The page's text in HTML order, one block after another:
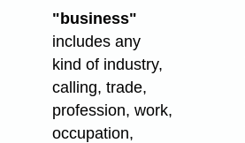
"business"
includes any
kind of industry,
calling, trade,
profession, work,
occupation,